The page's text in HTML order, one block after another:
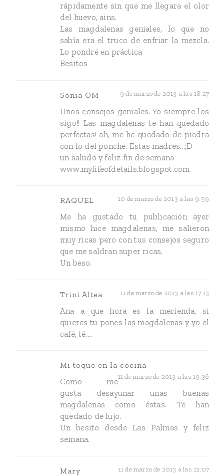
rápidamente sin que me llegara el olor
del huevo, ains.
Las magdalenas geniales, lo que no
sabía era el truco de enfriar la mezcla.
Lo pondré en práctica
Besitos
Sonia OM 9 de marzo de 2013 a las 18:27
Unos consejos geniales. Yo siempre los
sigo!! Las magdalenas te han quedado
perfectas! ah, me he quedado de piedra
con lo del ponche. Estas madres...;D
un saludo y feliz fin de semana
www.mylifeofdetails.blogspot.com
RAQUEL 10 de marzo de 2013 a las 9:59
Me ha gustado tu publicación ayer
mismo hice magdalenas, me salieron
muy ricas pero con tus consejos seguro
que me saldran super ricas.
Un beso.
Trini Altea 11 de marzo de 2013 a las 17:13
Ana a que hora es la merienda, si
quieres tu pones las magdalenas y yo el
café, té....
Mi toque en la cocina
11 de marzo de 2013 a las 19:36
Como me
gusta desayunar unas buenas
magdalenas como éstas. Te han
quedado de lujo.
Un besito desde Las Palmas y feliz
semana.
Mary 11 de marzo de 2013 a las 21:07